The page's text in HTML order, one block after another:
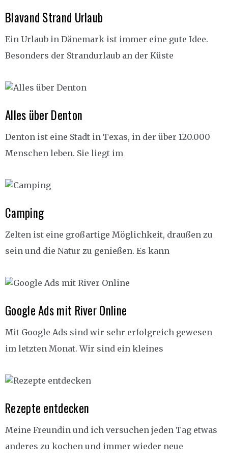
Blavand Strand Urlaub
Ein Urlaub in Dänemark ist immer eine gute Idee.
Besonders der Strandurlaub an der Küste
Alles über Denton
Denton ist eine Stadt in Texas, in der über 120.000
Menschen leben. Sie liegt im
Camping
Zelten ist eine großartige Möglichkeit, draußen zu
sein und die Natur zu genießen. Es kann
Google Ads mit River Online
Mit Google Ads sind wir sehr erfolgreich gewesen
im letzten Monat. Wir sind ein kleines
Rezepte entdecken
Meine Freundin und ich versuchen jeden Tag etwas
anderes zu kochen und immer wieder neue